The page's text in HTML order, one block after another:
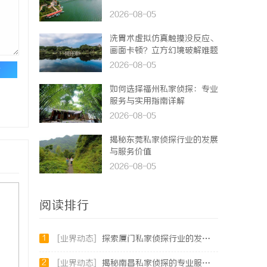
2026-08-05
洗胃术虚拟仿真触摸没反应、
画面卡顿？立方幻境破解难题
2026-08-05
如何选择福州私家侦探：专业
服务与实用指南详解
2026-08-05
揭秘东莞私家侦探行业的发展
与服务价值
2026-08-05
阅读排行
1 [业界动态] 探索厦门私家侦探行业的发展与应用全景
2 [业界动态] 揭秘南昌私家侦探的专业服务与行业现状全面解析